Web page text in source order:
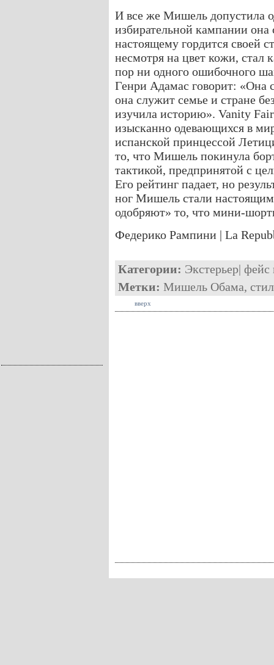
И все же Мишель допустила
избирательной кампании она
настоящему гордится своей
несмотря на цвет кожи, стал
пор ни одного ошибочного
Генри Адамас говорит: «Она
она служит семье и стране
изучила историю». Vanity
изысканно одевающихся в
испанской принцессой
то, что Мишель покинула
тактикой, предпринятой с
Его рейтинг падает, но
ног Мишель стали
одобряют» то, что мини-
Федерико Рампини | La
Категории: Экстерьер| фейс
Метки: Мишель Обама,
вверх